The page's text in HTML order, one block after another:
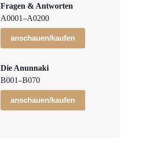
Fragen & Antworten
A0001–A0200
anschauen/kaufen
Die Anunnaki
B001–B070
anschauen/kaufen